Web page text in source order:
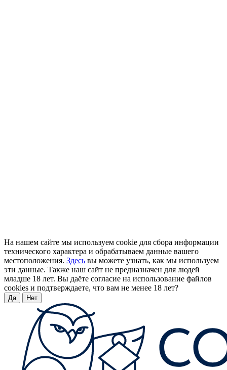
На нашем сайте мы используем cookie для сбора информации
технического характера и обрабатываем данные вашего
местоположения. Здесь вы можете узнать, как мы используем
эти данные. Также наш сайт не предназначен для людей
младше 18 лет. Вы даёте согласие на использование файлов
cookies и подтверждаете, что вам не менее 18 лет?
Да Нет